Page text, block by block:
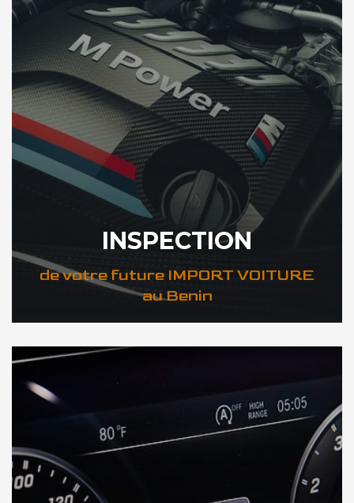
INSPECTION
de votre future IMPORT VOITURE
au Benin
DÉCOUVREZ VOTRE INSPECTION AUTO au Benin